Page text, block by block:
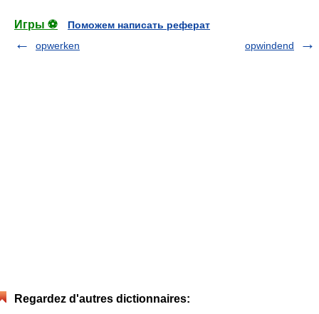
Игры ⚽
Поможем написать реферат
opwerken
opwindend
Regardez d'autres dictionnaires: